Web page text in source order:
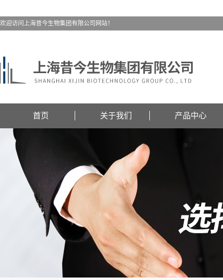
欢迎访问上海昔今生物集团有限公司网站！
首页 关于我们 产品中心